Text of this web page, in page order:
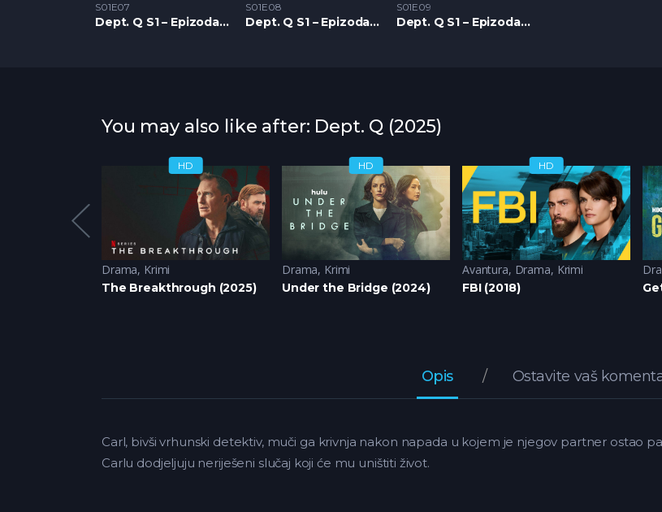
S01E07
Dept. Q S1 – Epizoda 07
S01E08
Dept. Q S1 – Epizoda 08
S01E09
Dept. Q S1 – Epizoda 09
You may also like after: Dept. Q (2025)
HD
Drama, Krimi
The Breakthrough (2025)
HD
Drama, Krimi
Under the Bridge (2024)
HD
Avantura, Drama, Krimi
FBI (2018)
Opis Ostavite vaš
Carl, bivši vrhunski detektiv, muči ga krivnja nakon napada u kojem je njegov partner ostao
Carlu dodjeljuju neriješeni slučaj koji će mu uništiti život.